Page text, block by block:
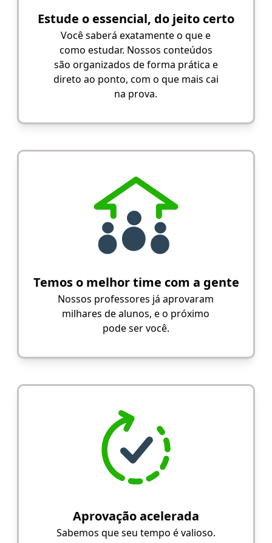
Estude o essencial, do jeito certo
Você saberá exatamente o que e
como estudar. Nossos conteúdos
são organizados de forma prática e
direto ao ponto, com o que mais cai
na prova.
Temos o melhor time com a gente
Nossos professores já aprovaram
milhares de alunos, e o próximo
pode ser você.
Aprovação acelerada
Sabemos que seu tempo é valioso.